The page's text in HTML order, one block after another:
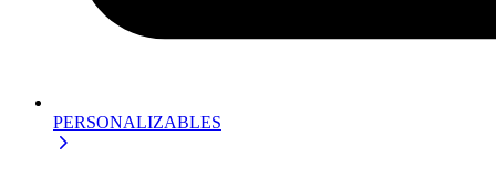
PERSONALIZABLES